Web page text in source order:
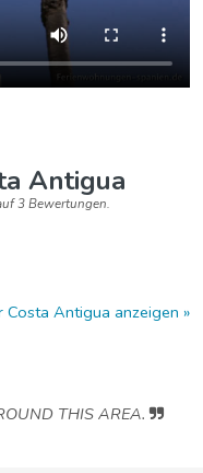
Antigua
3 Bewertungen.
Antigua anzeigen
THIS AREA.